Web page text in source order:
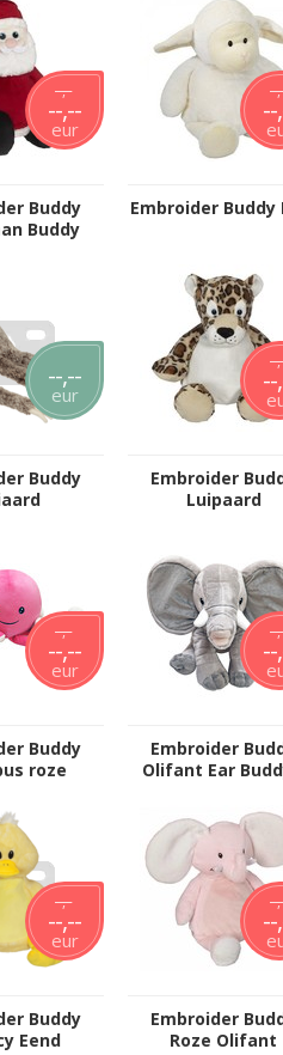
--,--
--,--
eur
Buddy
Buddy
--
--
Embroider Buddy
Buddy
--,--
eur
Embroider
Luipaard
--
--
Buddy
roze
--,--
--,--
eur
Embroider
Olifant Ear
--
--
Buddy
Eend
--,--
--,--
eur
Embroider
Roze Olifant
--
--